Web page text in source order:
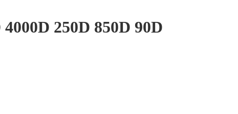
250D 850D 90D